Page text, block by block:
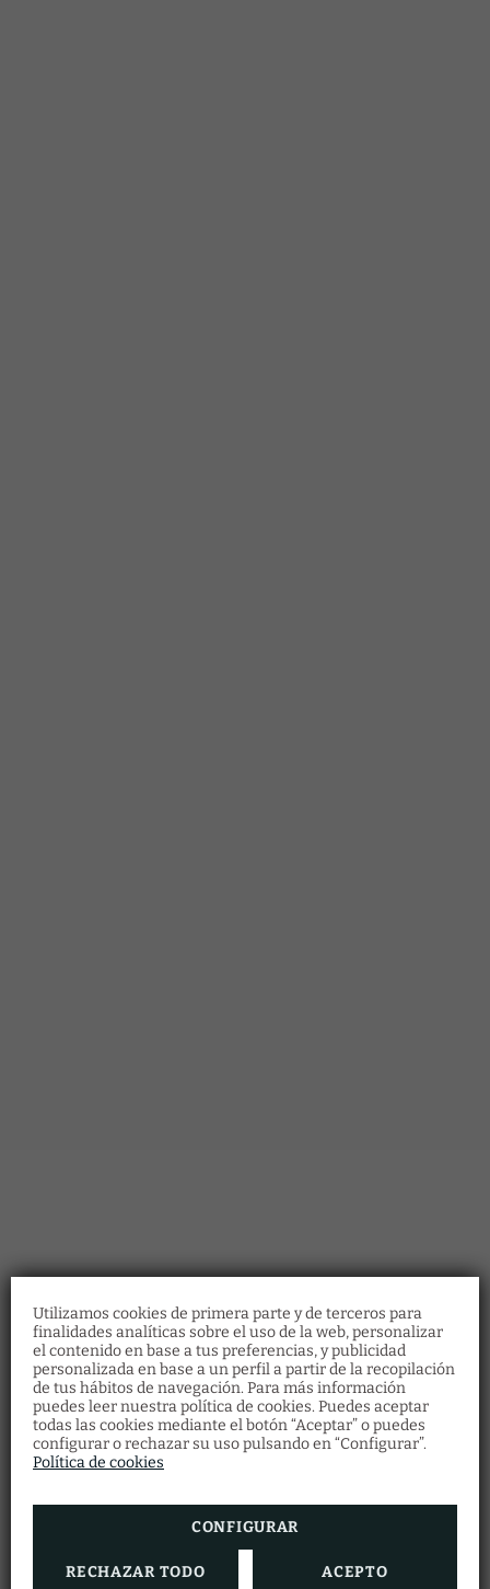
Utilizamos cookies de primera parte y de terceros para
finalidades analíticas sobre el uso de la web, personalizar
el contenido en base a tus preferencias, y publicidad
personalizada en base a un perfil a partir de la recopilación
de tus hábitos de navegación. Para más información
puedes leer nuestra política de cookies. Puedes aceptar
todas las cookies mediante el botón “Aceptar” o puedes
configurar o rechazar su uso pulsando en “Configurar”.
Política de cookies
CONFIGURAR
RECHAZAR TODO ACEPTO
Restaurante Santa
Fosca
Descubre la gastronomía veneciana en
nuestro Restaurante Ostaria Santa Fosca
donde podrás degustar una gran variedad
de platos típicos de la cocina regional con
nuestra web oficial